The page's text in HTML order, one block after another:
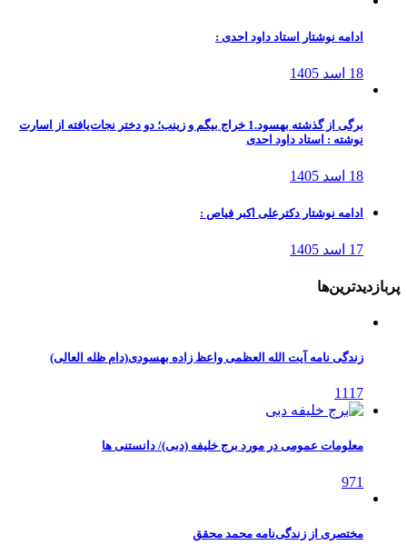
ادامه نوشتار استاد داود احدی :
18 اسد 1405
برگی از گذشته بهسود.1 خراج بیگم و زینب؛ دو دختر نجات‌یافته از اسارت
نوشته : استاد داود احدی
18 اسد 1405
ادامه نوشتار دکترعلی اکبر فیاص :
17 اسد 1405
پربازدیدترین‌ها
زندگی نامه آیت الله العظمی واعظ زاده بهسودی(دام ظله العالی)
1117
معلومات عمومی در مورد برج خلیفه (دبی)/ دانستنی ها
971
مختصری از زندگی‌نامه محمد محقق